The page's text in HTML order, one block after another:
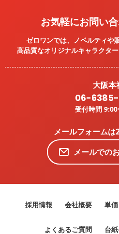
お気軽にお問い
ゼロワンでは、ノベルティや
高品質なオリジナルキャラクタ
大阪本
06-
受付時間
メールフォームは
メールでの
採用情報 会社概要 単
よくあるご質問 台